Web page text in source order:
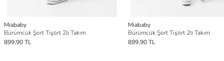
Miababy
Bürümcük Şort Tişört 2li Takım
899,90 TL
Miababy
Bürümcük Şort Tişört 2li Takım
899,90 TL